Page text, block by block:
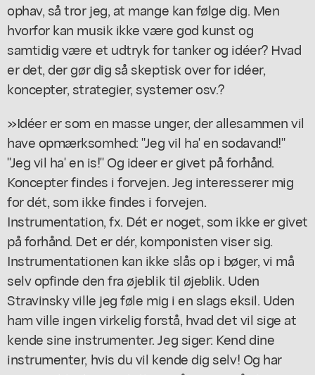
ophav, så tror jeg, at mange kan følge dig. Men
hvorfor kan musik ikke være god kunst og
samtidig være et udtryk for tanker og idéer? Hvad
er det, der gør dig så skeptisk over for idéer,
koncepter, strategier, systemer osv.?
»Idéer er som en masse unger, der allesammen vil
have opmærksomhed: "Jeg vil ha' en sodavand!"
"Jeg vil ha' en is!" Og ideer er givet på forhånd.
Koncepter findes i forvejen. Jeg interesserer mig
for dét, som ikke findes i forvejen.
Instrumentation, fx. Dét er noget, som ikke er givet
på forhånd. Det er dér, komponisten viser sig.
Instrumentationen kan ikke slås op i bøger, vi må
selv opfinde den fra øjeblik til øjeblik. Uden
Stravinsky ville jeg føle mig i en slags eksil. Uden
ham ville ingen virkelig forstå, hvad det vil sige at
kende sine instrumenter. Jeg siger: Kend dine
instrumenter, hvis du vil kende dig selv! Og har